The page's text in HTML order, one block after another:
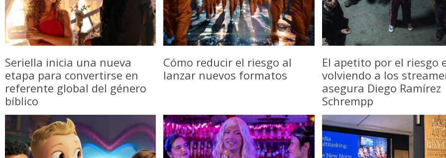
Seriella inicia una nueva
etapa para convertirse en
referente global del género
bíblico
Cómo reducir el riesgo al
lanzar nuevos formatos
El apetito por el riesgo
volviendo a los
asegura Diego Ramírez
Schrempp